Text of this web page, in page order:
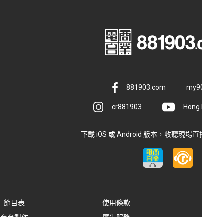
881903.com
cr881903 Hong
下載 iOS 或 Android 版本，收聽現場直
節目表 使用條款